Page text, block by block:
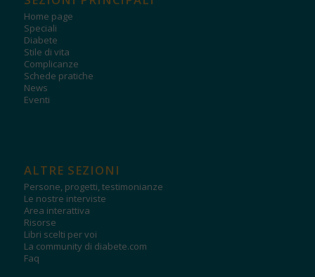
Home page
Speciali
Diabete
Stile di vita
Complicanze
Schede pratiche
News
Eventi
ALTRE SEZIONI
Persone, progetti, testimonianze
Le nostre interviste
Area interattiva
Risorse
Libri scelti per voi
La community di diabete.com
Faq